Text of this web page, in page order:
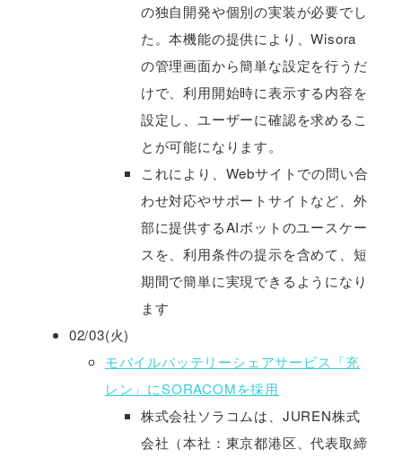
の独自開発や個別の実装が必要でし
た。本機能の提供により、Wisora
の管理画面から簡単な設定を行うだ
けで、利用開始時に表示する内容を
設定し、ユーザーに確認を求めるこ
とが可能になります。
これにより、Webサイトでの問い合
わせ対応やサポートサイトなど、外
部に提供するAIボットのユースケー
スを、利用条件の提示を含めて、短
期間で簡単に実現できるようになり
ます
02/03(火)
モバイルバッテリーシェアサービス「充
レン」にSORACOMを採用
株式会社ソラコムは、JUREN株式
会社（本社：東京都港区、代表取締